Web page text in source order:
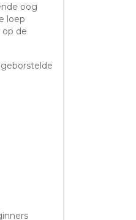
oog
loep
de